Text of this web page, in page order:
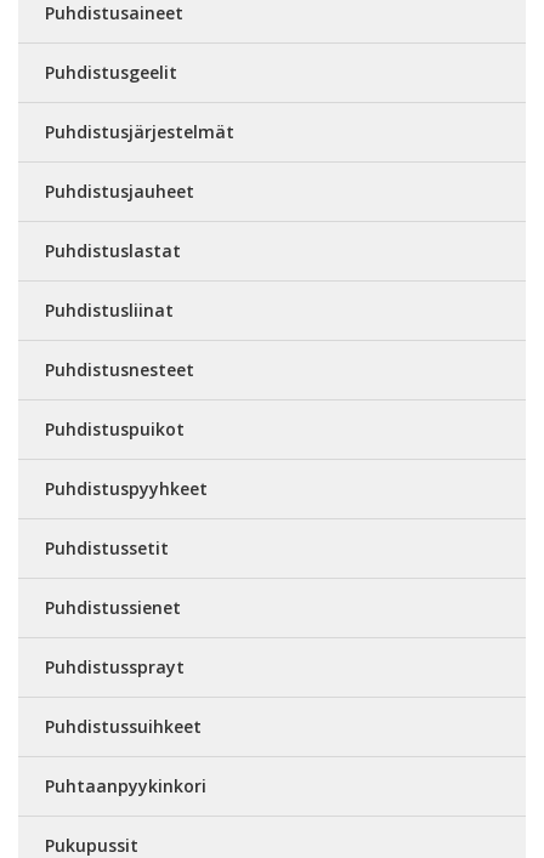
Puhdistusaineet
Puhdistusgeelit
Puhdistusjärjestelmät
Puhdistusjauheet
Puhdistuslastat
Puhdistusliinat
Puhdistusnesteet
Puhdistuspuikot
Puhdistuspyyhkeet
Puhdistussetit
Puhdistussienet
Puhdistussprayt
Puhdistussuihkeet
Puhtaanpyykinkori
Pukupussit